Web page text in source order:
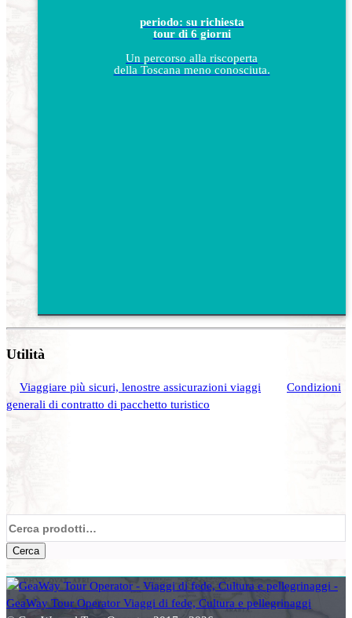
periodo: su richiesta
tour di 6 giorni
Un percorso alla riscoperta
della Toscana meno conosciuta.
Utilità
Viaggiare più sicuri, lenostre assicurazioni viaggi
Condizioni
generali di contratto di pacchetto turistico
Cerca:
Cerca